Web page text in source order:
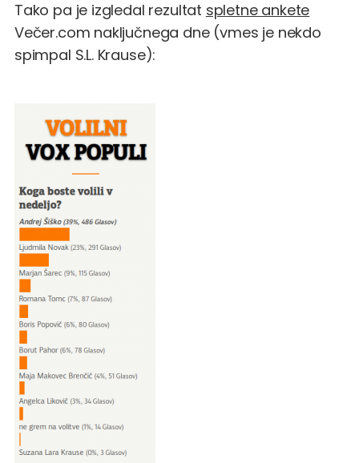
Tako pa je izgledal rezultat spletne ankete
Večer.com naključnega dne (vmes je nekdo
spimpal S.L. Krause):